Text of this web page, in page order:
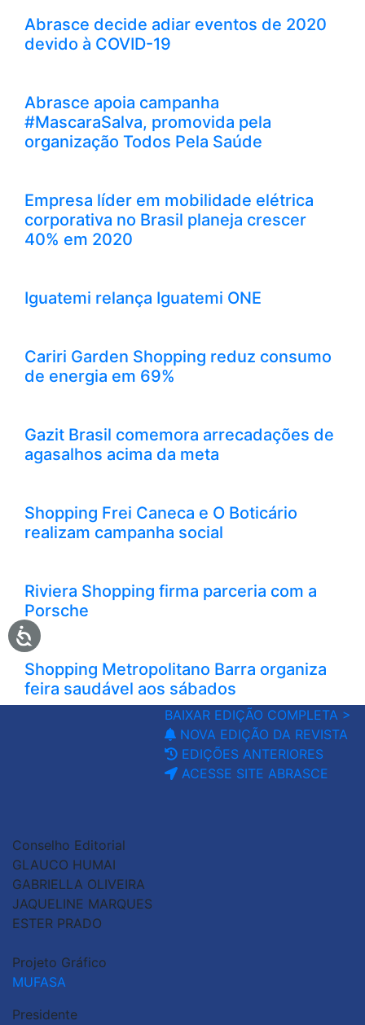
Abrasce decide adiar eventos de 2020
devido à COVID-19
Abrasce apoia campanha
#MascaraSalva, promovida pela
organização Todos Pela Saúde
Empresa líder em mobilidade elétrica
corporativa no Brasil planeja crescer
40% em 2020
Iguatemi relança Iguatemi ONE
Cariri Garden Shopping reduz consumo
de energia em 69%
Gazit Brasil comemora arrecadações de
agasalhos acima da meta
Shopping Frei Caneca e O Boticário
realizam campanha social
Riviera Shopping firma parceria com a
Porsche
Shopping Metropolitano Barra organiza
feira saudável aos sábados
BAIXAR EDIÇÃO COMPLETA >
NOVA EDIÇÃO DA REVISTA
EDIÇÕES ANTERIORES
ACESSE SITE ABRASCE
Conselho Editorial
GLAUCO HUMAI
GABRIELLA OLIVEIRA
JAQUELINE MARQUES
ESTER PRADO
Projeto Gráfico
MUFASA
Presidente